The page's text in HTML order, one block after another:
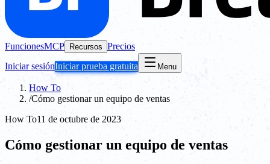
FuncionesMCP Recursos Precios
Iniciar sesiónIniciar prueba gratuita Menu
How To
/Cómo gestionar un equipo de ventas
How To11 de octubre de 2023
Cómo gestionar un equipo de ventas